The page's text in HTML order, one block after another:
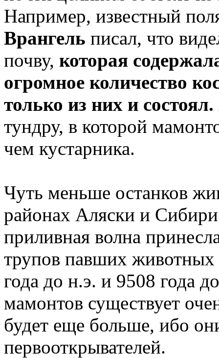
Например, известный
Врангель писал, что
почву, которая
огромное количество
только из них и состоял.
тундру, в которой
чем кустарника.
Чуть меньше останков
районах Аляски и
приливная волна
трупов павших животных
года до н.э. и 9508 года
мамонтов существует
будет еще больше, ибо
первооткрывателей.